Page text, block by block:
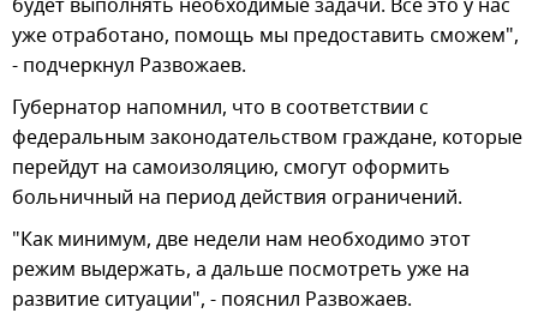
уже отработано, помощь мы предоставить сможем",
- подчеркнул Развожаев.
Губернатор напомнил, что в соответствии с
федеральным законодательством граждане, которые
перейдут на самоизоляцию, смогут оформить
больничный на период действия ограничений.
"Как минимум, две недели нам необходимо этот
режим выдержать, а дальше посмотреть уже на
развитие ситуации", - пояснил Развожаев.